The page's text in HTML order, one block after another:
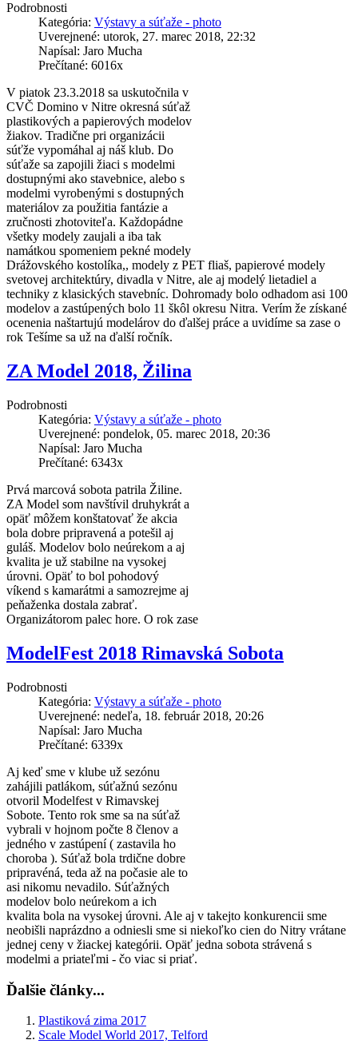
Podrobnosti
Kategória: Výstavy a súťaže - photo
Uverejnené: utorok, 27. marec 2018, 22:32
Napísal: Jaro Mucha
Prečítané: 6016x
V piatok 23.3.2018 sa uskutočnila v
CVČ Domino v Nitre okresná súťaž
plastikových a papierových modelov
žiakov. Tradične pri organizácii
súťže vypomáhal aj náš klub. Do
súťaže sa zapojili žiaci s modelmi
dostupnými ako stavebnice, alebo s
modelmi vyrobenými s dostupných
materiálov za použitia fantázie a
zručnosti zhotoviteľa. Každopádne
všetky modely zaujali a iba tak
namátkou spomeniem pekné modely
Drážovského kostolíka,, modely z PET fliaš, papierové modely
svetovej architektúry, divadla v Nitre, ale aj modelý lietadiel a
techniky z klasických stavebníc. Dohromady bolo odhadom asi 100
modelov a zastúpených bolo 11 škôl okresu Nitra. Verím že získané
ocenenia naštartujú modelárov do ďalšej práce a uvidíme sa zase o
rok Tešíme sa už na ďalší ročník.
ZA Model 2018, Žilina
Podrobnosti
Kategória: Výstavy a súťaže - photo
Uverejnené: pondelok, 05. marec 2018, 20:36
Napísal: Jaro Mucha
Prečítané: 6343x
Prvá marcová sobota patrila Žiline.
ZA Model som navštívil druhykrát a
opäť môžem konštatovať že akcia
bola dobre pripravená a potešil aj
guláš. Modelov bolo neúrekom a aj
kvalita je už stabilne na vysokej
úrovni. Opäť to bol pohodový
víkend s kamarátmi a samozrejme aj
peňaženka dostala zabrať.
Organizátorom palec hore. O rok zase
ModelFest 2018 Rimavská Sobota
Podrobnosti
Kategória: Výstavy a súťaže - photo
Uverejnené: nedeľa, 18. február 2018, 20:26
Napísal: Jaro Mucha
Prečítané: 6339x
Aj keď sme v klube už sezónu
zahájili patlákom, súťažnú sezónu
otvoril Modelfest v Rimavskej
Sobote. Tento rok sme sa na súťaž
vybrali v hojnom počte 8 členov a
jedného v zastúpení ( zastavila ho
choroba ). Súťaž bola trdične dobre
pripravéná, teda až na počasie ale to
asi nikomu nevadilo. Súťažných
modelov bolo neúrekom a ich
kvalita bola na vysokej úrovni. Ale aj v takejto konkurencii sme
neobišli naprázdno a odniesli sme si niekoľko cien do Nitry vrátane
jednej ceny v žiackej kategórii. Opäť jedna sobota strávená s
modelmi a priateľmi - čo viac si priať.
Ďalšie články...
Plastiková zima 2017
Scale Model World 2017, Telford